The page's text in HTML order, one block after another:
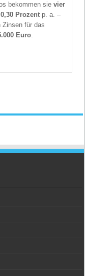
bekommen sie vier
0,30 Prozent p. a. –
für das
Euro.